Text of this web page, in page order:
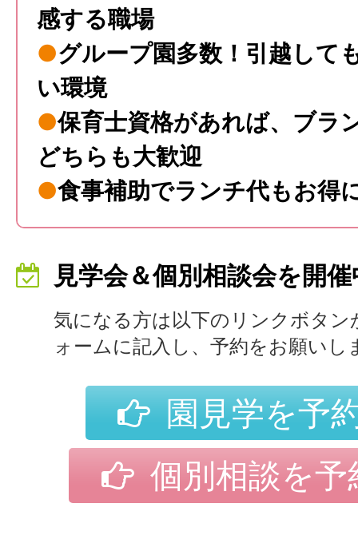
感する職場
●グループ園多数！引越して
い環境
●保育士資格があれば、ブラ
どちらも大歓迎
●食事補助でランチ代もお得
見学会＆個別相談会を開
気になる方は以下のリンクボタン
ォームに記入し、予約をお願いし
園見学を予
個別相談を